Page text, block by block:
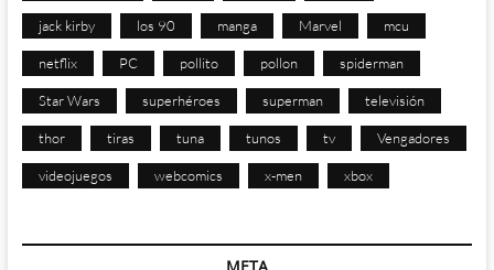
jack kirby los 90 manga Marvel mcu
netflix PC pollito pollon spiderman
Star Wars superhéroes superman televisión
thor tiras tuna tunos tv Vengadores
videojuegos webcomics x-men xbox